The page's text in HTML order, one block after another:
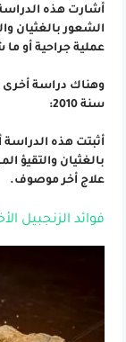
أشارت هذه
الشعور بالغثيان
عملية جراحية أو
سنة 2010:
أثبتت هذه
بالغثيان والتقيؤ
علاج أخر موصوف.
فوائد الزنجبيل